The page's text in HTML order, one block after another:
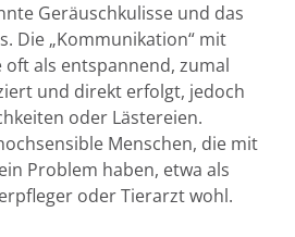
Geräuschkulisse und das
Die „Kommunikation“ mit
als entspannend, zumal
und direkt erfolgt, jedoch
oder Lästereien.
Menschen, die mit
Problem haben, etwa als
oder Tierarzt wohl.